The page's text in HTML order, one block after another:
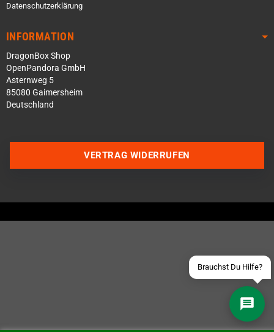
Datenschutzerklärung
INFORMATION
DragonBox Shop
OpenPandora GmbH
Asternweg 5
85080 Gaimersheim
Deutschland
Brauchst Du Hilfe?
Discord Server beitreten
Schick uns eine eMail
VERTRAG WIDERRUFEN